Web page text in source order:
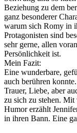
Beziehung zu dem
ganz besonderer
warum sich Romy in
Protagonisten sind
sehr gerne, allen
Persönlichkeit ist.
Mein Fazit:
Eine wunderbare,
auch berühren
Trauer, Liebe, aber
zu sich zu stehen.
Humor erzählt
in ihren Bann. Eine